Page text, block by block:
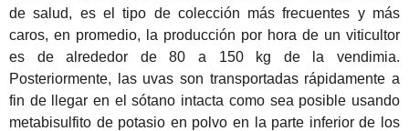
de salud, es el tipo de colección más frecuentes y más
caros, en promedio, la producción por hora de un viticultor
es de alrededor de 80 a 150 kg de la vendimia.
Posteriormente, las uvas son transportadas rápidamente a
fin de llegar en el sótano intacta como sea posible usando
metabisulfito de potasio en polvo en la parte inferior de los